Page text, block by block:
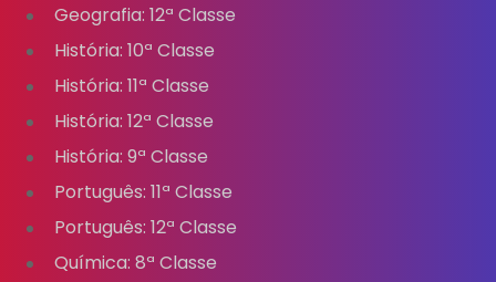
Geografia: 12ª Classe
História: 10ª Classe
História: 11ª Classe
História: 12ª Classe
História: 9ª Classe
Português: 11ª Classe
Português: 12ª Classe
Química: 8ª Classe